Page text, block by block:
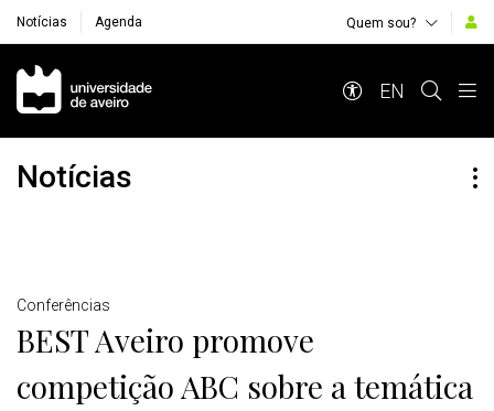
Notícias Agenda Quem sou?
Navegação Principal
EN
Notícias
Detalhes
Conferências
BEST Aveiro promove
competição ABC sobre a temática